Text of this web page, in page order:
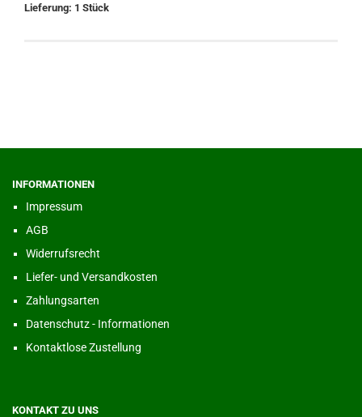
Lieferung: 1 Stück
INFORMATIONEN
Impressum
AGB
Widerrufsrecht
Liefer- und Versandkosten
Zahlungsarten
Datenschutz - Informationen
Kontaktlose Zustellung
KONTAKT ZU UNS